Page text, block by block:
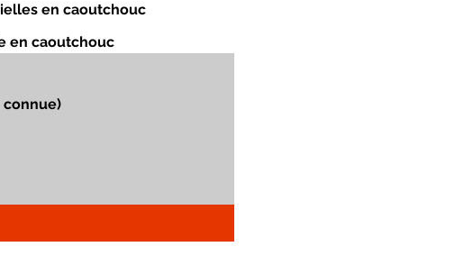
en caoutchouc
en caoutchouc